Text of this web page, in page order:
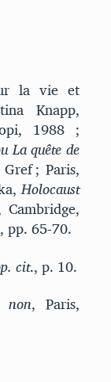
la vie et
Knapp,
1988 ;
La quête de
; Paris,
Holocaust
Cambridge,
pp. 65-70.
cit., p. 10.
non, Paris,